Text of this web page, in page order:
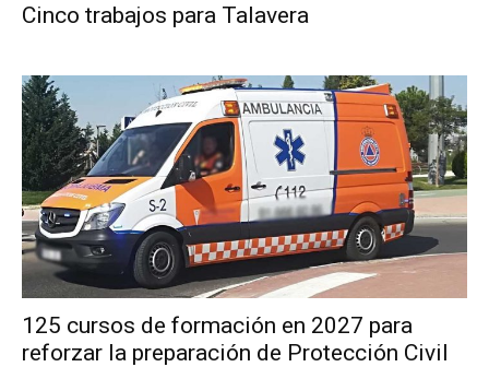
Cinco trabajos para Talavera
125 cursos de formación en 2027 para
reforzar la preparación de Protección Civil